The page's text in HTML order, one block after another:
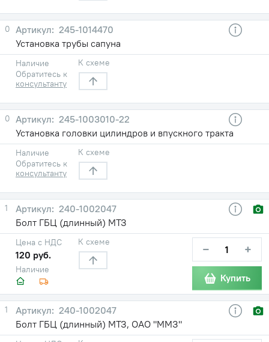
0
245-1014470
Установка трубы сапуна
Наличие
Обратитесь к
консультанту
К схеме
0
245-1003010-22
Установка головки цилиндров и впускного тракта
Наличие
Обратитесь к
консультанту
К схеме
1
240-1002047
Болт ГБЦ (длинный) МТЗ
Наличие
Цена с НДС
120 руб.
К схеме − +
Купить
1
240-1002047
Болт ГБЦ (длинный) МТЗ, ОАО "ММЗ"